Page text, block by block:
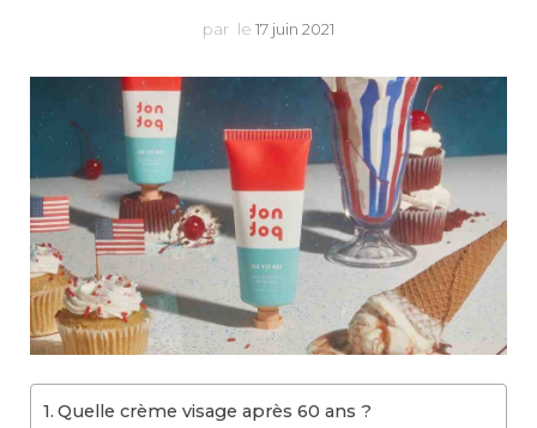
par le 17 juin 2021
Quelle crème visage après 60 ans ?